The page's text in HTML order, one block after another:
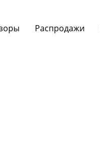
Распродажи